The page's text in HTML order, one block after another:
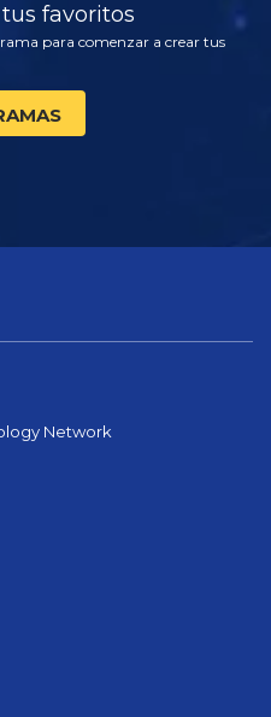
favoritos
para comenzar a crear tus
Network